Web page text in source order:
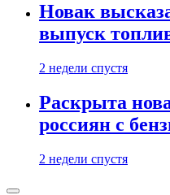
Новак
выпуск
2 недели спустя
Раскрыта
россиян с
2 недели спустя